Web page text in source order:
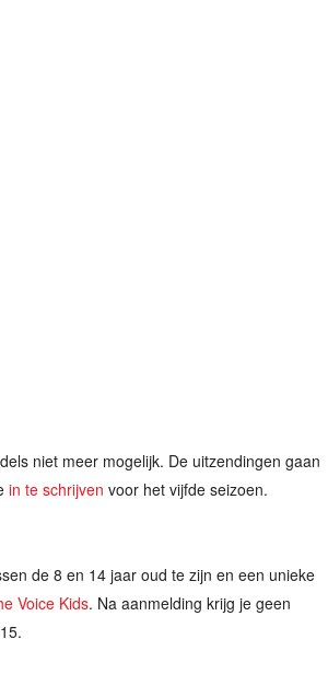
niet meer mogelijk. De uitzendingen gaan
in te schrijven voor het vijfde seizoen.
de 8 en 14 jaar oud te zijn en een unieke
Voice Kids. Na aanmelding krijg je geen